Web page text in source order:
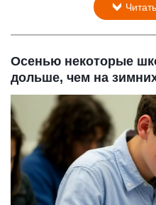
Осенью некоторые
дольше, чем на